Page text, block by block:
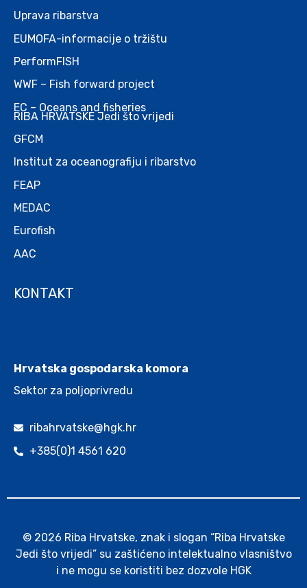
Uprava ribarstva
EUMOFA-informacije o tržištu
PerformFISH
WWF – Fish forward project
EC – Oceans and fisheries
RIBA HRVATSKE Jedi što vrijedi
GFCM
Institut za oceanografiju i ribarstvo
FEAP
MEDAC
Eurofish
AAC
KONTAKT
Hrvatska gospodarska komora
Sektor za poljoprivredu
ribahrvatske@hgk.hr
+385(0)1 4561 620
© 2026 Riba Hrvatske, znak i slogan “Riba Hrvatske
Jedi što vrijedi” su zaštićeno intelektualno vlasništvo
i ne mogu se koristiti bez dozvole HGK